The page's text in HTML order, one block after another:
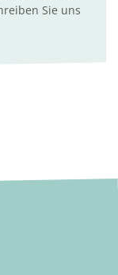
Sie uns